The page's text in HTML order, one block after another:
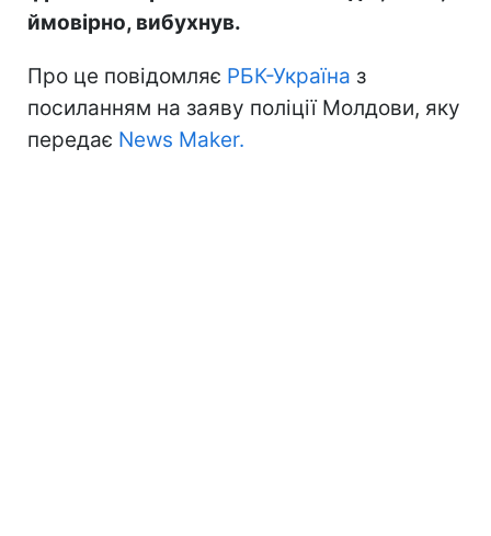
ймовірно, вибухнув.
Про це повідомляє РБК-Україна з
посиланням на заяву поліції Молдови, яку
передає News Maker.